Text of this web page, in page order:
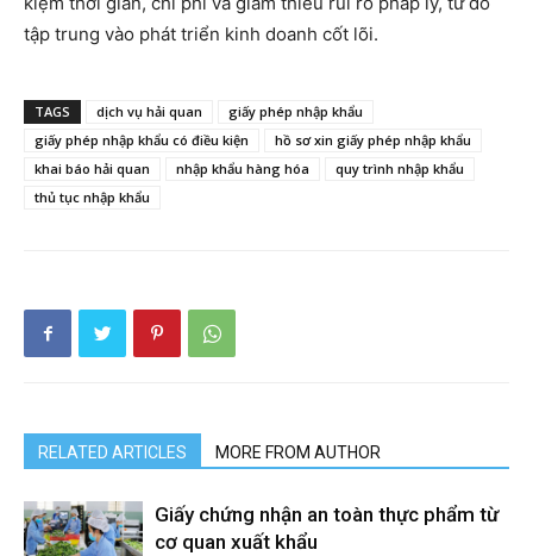
tập trung vào phát triển kinh doanh cốt lõi.
TAGS dịch vụ hải quan
giấy phép nhập khẩu
giấy phép nhập khẩu có điều kiện
hồ sơ xin giấy phép nhập khẩu
khai báo hải quan
nhập khẩu hàng hóa
quy trình nhập khẩu
thủ tục nhập khẩu
RELATED ARTICLES MORE FROM AUTHOR
Giấy chứng nhận an toàn thực phẩm từ
cơ quan xuất khẩu